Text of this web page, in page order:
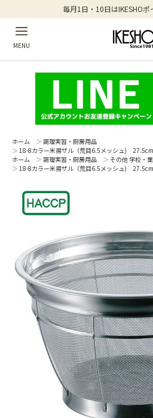
毎月1日・10日はIKESHO
MENU
ホーム ＞ 調理実習・厨房用品
＞ 18-8カラー米揚ザル（荒目6.5メッシュ)
ホーム
＞ 調理実習・厨房用品 ＞ その他 学校・
＞ 18-8カラー米揚ザル（荒目6.5メッシュ)